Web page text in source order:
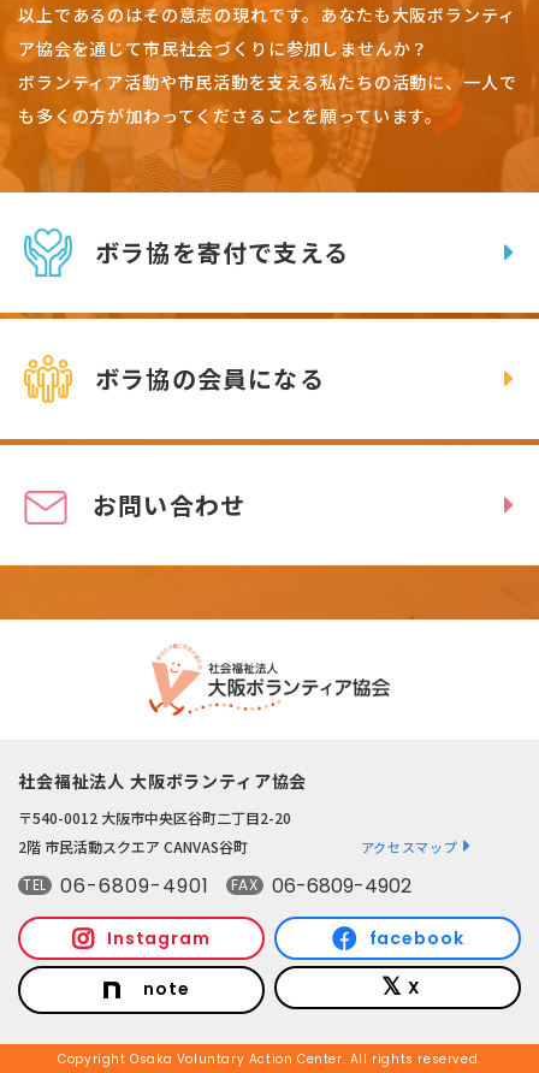
以上であるのはその意志の現れです。 あなたも大阪ボランティ
ア協会を通じて市民社会づくりに参加しませんか？
ボランティア活動や市民活動を支える私たちの活動に、一人で
も多くの方が加わってくださることを願っています。
ボラ協を寄付で支える
ボラ協の会員になる
お問い合わせ
社会福祉法人 大阪ボランティア協会
〒540-0012 大阪市中央区谷町二丁目2-20
2階 市民活動スクエア CANVAS谷町
アクセスマップ
TEL 06-6809-4901 FAX 06-6809-4902
Instagram facebook
note X
Copyright Osaka Voluntary Action Center. All rights reserved.